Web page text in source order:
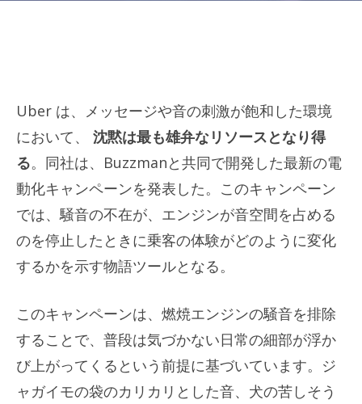
Uber は、メッセージや音の刺激が飽和した環境
において、 沈黙は最も雄弁なリソースとなり得
る。同社は、Buzzmanと共同で開発した最新の電
動化キャンペーンを発表した。このキャンペーン
では、騒音の不在が、エンジンが音空間を占める
のを停止したときに乗客の体験がどのように変化
するかを示す物語ツールとなる。
このキャンペーンは、燃焼エンジンの騒音を排除
することで、普段は気づかない日常の細部が浮か
び上がってくるという前提に基づいています。ジ
ャガイモの袋のカリカリとした音、犬の苦しそう